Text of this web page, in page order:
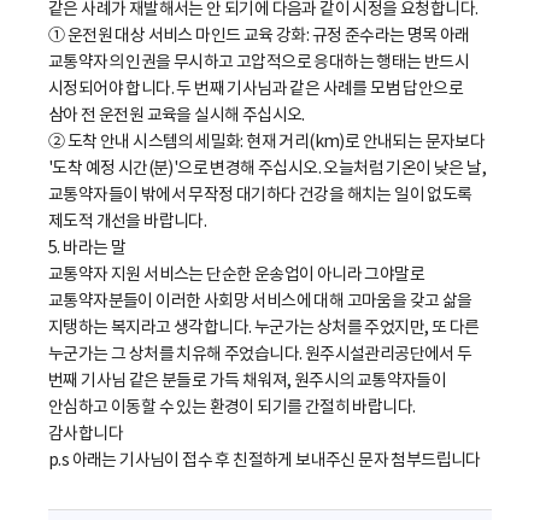
같은 사례가 재발해서는 안 되기에 다음과 같이 시정을 요청합니다.
① 운전원 대상 서비스 마인드 교육 강화: 규정 준수라는 명목 아래
교통약자의 인권을 무시하고 고압적으로 응대하는 행태는 반드시
시정되어야 합니다. 두 번째 기사님과 같은 사례를 모범 답안으로
삼아 전 운전원 교육을 실시해 주십시오.
② 도착 안내 시스템의 세밀화: 현재 거리(km)로 안내되는 문자보다
'도착 예정 시간(분)'으로 변경해 주십시오. 오늘처럼 기온이 낮은 날,
교통약자들이 밖에서 무작정 대기하다 건강을 해치는 일이 없도록
제도적 개선을 바랍니다.
5. 바라는 말
교통약자 지원 서비스는 단순한 운송업이 아니라 그야말로
교통약자분들이 이러한 사회망 서비스에 대해 고마움을 갖고 삶을
지탱하는 복지라고 생각합니다. 누군가는 상처를 주었지만, 또 다른
누군가는 그 상처를 치유해 주었습니다. 원주시설관리공단에서 두
번째 기사님 같은 분들로 가득 채워져, 원주시의 교통약자들이
안심하고 이동할 수 있는 환경이 되기를 간절히 바랍니다.
감사합니다
p.s 아래는 기사님이 접수 후 친절하게 보내주신 문자 첨부드립니다